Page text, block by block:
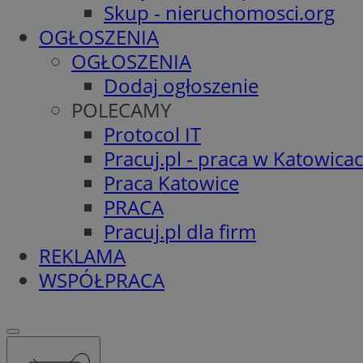
Skup - nieruchomosci.org
OGŁOSZENIA
OGŁOSZENIA
Dodaj ogłoszenie
POLECAMY
Protocol IT
Pracuj.pl - praca w
Praca Katowice
PRACA
Pracuj.pl dla firm
REKLAMA
WSPÓŁPRACA